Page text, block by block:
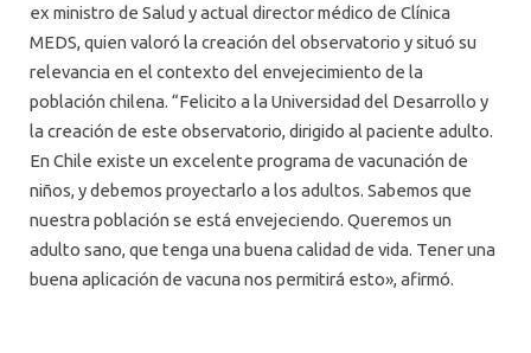
ex ministro de Salud y actual director médico de Clínica
MEDS, quien valoró la creación del observatorio y situó su
relevancia en el contexto del envejecimiento de la
población chilena. “Felicito a la Universidad del Desarrollo y
la creación de este observatorio, dirigido al paciente adulto.
En Chile existe un excelente programa de vacunación de
niños, y debemos proyectarlo a los adultos. Sabemos que
nuestra población se está envejeciendo. Queremos un
adulto sano, que tenga una buena calidad de vida. Tener una
buena aplicación de vacuna nos permitirá esto», afirmó.